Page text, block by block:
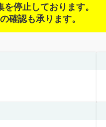
停止しております。
確認も承ります。